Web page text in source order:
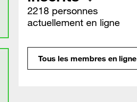
2218 personnes
actuellement en ligne
Tous les membres en ligne